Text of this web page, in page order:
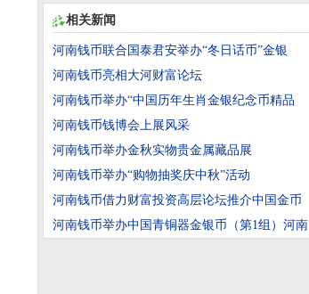
相关新闻
河南钱币联合国泰君安举办“冬日话币”金银
河南钱币亮相大河财富论坛
河南钱币举办“中国历年生肖金银纪念币精品
河南钱币钱博会上展风采
河南钱币举办金秋实物贵金属藏品展
河南钱币举办“购物抽奖庆中秋”活动
河南钱币借力财富投资高层论坛推介中国金币
河南钱币举办中国青铜器金银币（第1组）河南